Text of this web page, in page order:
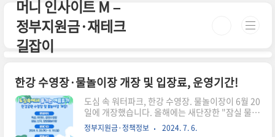
본문 바로가기
머니 인사이트 M –
정부지원금·재테크
길잡이
한강 수영장·물놀이장 개장 및 입장료, 운영기간!
도심 속 워터파크, 한강 수영장. 물놀이장이 6월 20
일에 개장했습니다. 올해에는 새단장한 "잠실 물놀
이장"을 비롯해 뚝섬. 잠실. 잠원 수영장과 양화. 난
지 물놀이장이 운영되는데요. 가까운 한강에서 물
정부지원금·정책정보 2024. 7. 6.